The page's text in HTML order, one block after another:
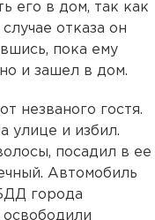
его в дом, так как
отказа он
пока ему
и зашел в дом.
незваного гостя.
улице и избил.
посадил в ее
Автомобиль
города
освободили